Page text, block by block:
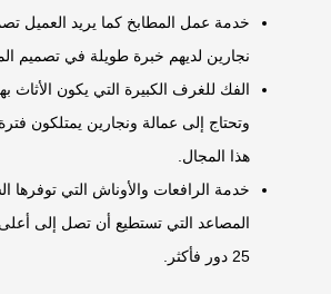
خدمة عمل المطابخ كما يريد العميل
نجارين لديهم خبرة طويلة في تصميم
الفك للغرف الكبيرة التي يكون الأثاث
وتحتاج إلى عمالة ونجارين يمتلكون فترة
هذا المجال.
خدمة الرافعات والأوناش التي توفرها
المصاعد التي تستطيع أن تصل إلى أعلى